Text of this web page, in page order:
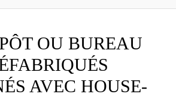
OU BUREAU
AVEC HOUSE-